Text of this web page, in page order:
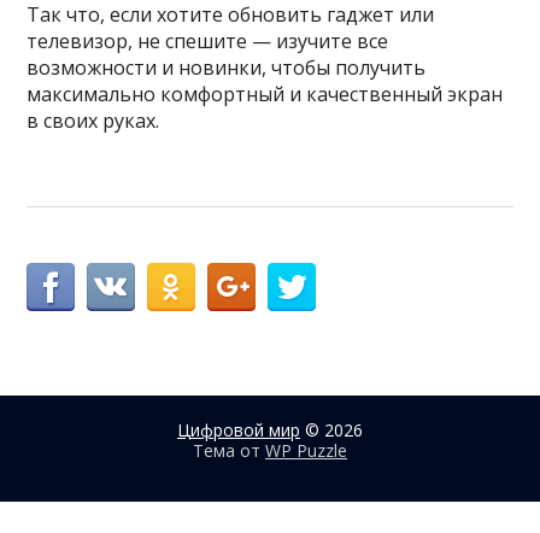
Так что, если хотите обновить гаджет или
телевизор, не спешите — изучите все
возможности и новинки, чтобы получить
максимально комфортный и качественный экран
в своих руках.
Цифровой мир © 2026
Тема от WP Puzzle